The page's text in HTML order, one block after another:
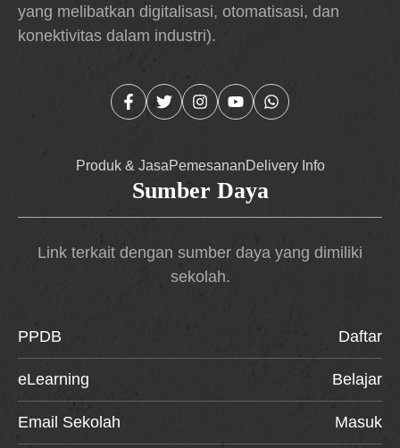
yang melibatkan digitalisasi, otomatisasi, dan
konektivitas dalam industri).
Produk & JasaPemesananDelivery Info
Sumber Daya
Link terkait dengan sumber daya yang dimiliki
sekolah.
PPDB Daftar
eLearning Belajar
Email Sekolah Masuk